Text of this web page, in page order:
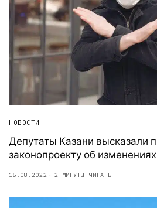
НОВОСТИ
Депутаты Казани высказали
законопроекту об
15.08.2022 2 МИНУТЫ ЧИТАТЬ